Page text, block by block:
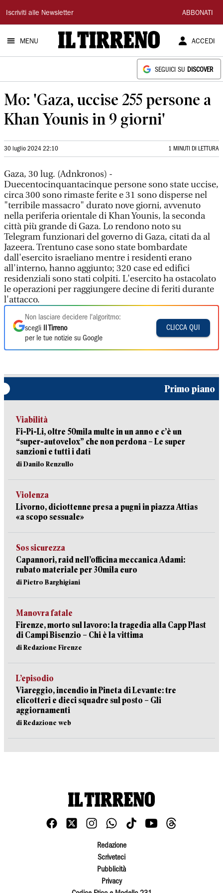
Il
Tirreno
Iscriviti alle Newsletter ABBONATI
MENU ACCEDI
SEGUICI SU DISCOVER
Mo: 'Gaza, uccise 255 persone a
Khan Younis in 9 giorni'
30 luglio 2024 22:10 1 MINUTI DI LETTURA
Gaza, 30 lug. (Adnkronos) -
Duecentocinquantacinque persone sono state uccise,
circa 300 sono rimaste ferite e 31 sono disperse nel
"terribile massacro" durato nove giorni, avvenuto
nella periferia orientale di Khan Younis, la seconda
città più grande di Gaza. Lo rendono noto su
Telegram funzionari del governo di Gaza, citati da al
Jazeera. Trentuno case sono state bombardate
dall'esercito israeliano mentre i residenti erano
all'interno, hanno aggiunto; 320 case ed edifici
residenziali sono stati colpiti. L'esercito ha ostacolato
le operazioni per raggiungere decine di feriti durante
l'attacco.
Non lasciare decidere l'algoritmo:
scegli
Il Tirreno
per le tue notizie su Google
CLICCA QUI
Primo piano
Viabilità
Fi-Pi-Li, oltre 50mila multe in un anno e c’è un
“super-autovelox” che non perdona – Le super
sanzioni e tutti i dati
di Danilo Renzullo
Violenza
Livorno, diciottenne presa a pugni in piazza Attias
«a scopo sessuale»
Sos sicurezza
Capannori, raid nell’officina meccanica Adami:
rubato materiale per 30mila euro
di Pietro Barghigiani
Manovra fatale
Firenze, morto sul lavoro: la tragedia alla Capp Plast
di Campi Bisenzio – Chi è la vittima
di Redazione Firenze
L’episodio
Viareggio, incendio in Pineta di Levante: tre
elicotteri e dieci squadre sul posto – Gli
aggiornamenti
di Redazione web
Redazione
Scriveteci
Pubblicità
Privacy